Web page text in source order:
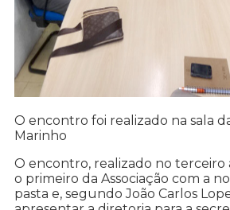
O encontro foi realizado na sala
Marinho
O encontro, realizado no terceiro
o primeiro da Associação com a
pasta e, segundo João Carlos